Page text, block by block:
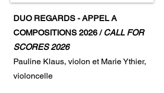
DUO REGARDS - APPEL A
COMPOSITIONS 2026 /CALL FOR
SCORES 2026
Pauline Klaus, violon et Marie Ythier,
violoncelle